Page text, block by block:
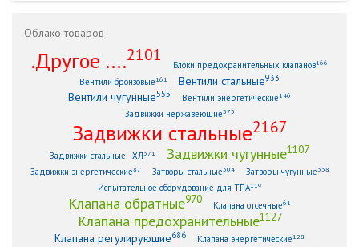
Облакотоваров
.Другое ....2101
Блоки предохранительных клапанов166
Вентили бронзовые161 Вентили стальные933
Вентили чугунные555 Вентили энергетические146
Задвижки нержавеющие373
Задвижки стальные2167
Задвижки стальные - ХЛ371 Задвижки чугунные1107
Задвижки энергетические87 Затворы стальные304 Затворы чугунные338
Испытательное оборудование для ТПА119
Клапана обратные970 Клапана отсечные61
Клапана предохранительные1127
Клапана регулирующие686 Клапана энергетические128